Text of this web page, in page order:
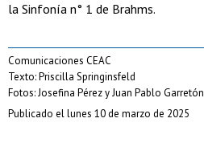
la Sinfonía n° 1 de Brahms.
Comunicaciones CEAC
Texto: Priscilla Springinsfeld
Fotos: Josefina Pérez y Juan Pablo Garretón
Publicado el lunes 10 de marzo de 2025